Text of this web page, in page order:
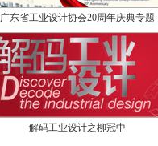
广东省工业设计协会20周年庆典专题
解码工业设计之柳冠中